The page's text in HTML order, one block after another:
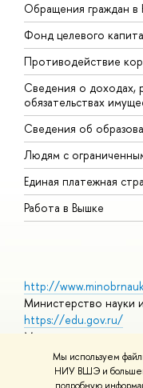
Мы используем
НИУ ВШЭ и
Обращения граждан
Фонд целевого
Противодействие
Сведения о доходах,
обязательствах
Сведения об
Людям с
Единая платежная
Работа в Вышке
http://
Министерство науки
https://edu.gov.ru/
Министерство
https://
Массовые открытые